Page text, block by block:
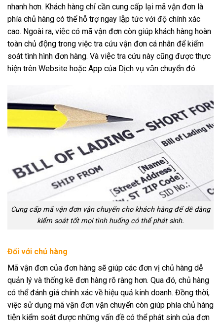
nhanh hơn. Khách hàng chỉ cần cung cấp lại mã vận đơn là
phía chủ hàng có thể hỗ trợ ngay lập tức với độ chính xác
cao. Ngoài ra, việc có mã vận đơn còn giúp khách hàng hoàn
toàn chủ động trong việc tra cứu vận đơn cá nhân để kiểm
soát tình hình đơn hàng. Và việc tra cứu này cũng được thực
hiện trên Website hoặc App của Dịch vụ vận chuyển đó.
Cung cấp mã vận đơn vận chuyển cho khách hàng để dễ dàng
kiểm soát tốt mọi tình huống có thể phát sinh.
Đối với chủ hàng
Mã vận đơn của đơn hàng sẽ giúp các đơn vị chủ hàng dễ
quản lý và thống kê đơn hàng rõ ràng hơn. Qua đó, chủ hàng
có thể đánh giá chính xác về hiệu quả kinh doanh. Đồng thời,
việc sử dụng mã vận đơn vận chuyển còn giúp phía chủ hàng
tiện kiểm soát được những vấn đề có thể phát sinh của đơn